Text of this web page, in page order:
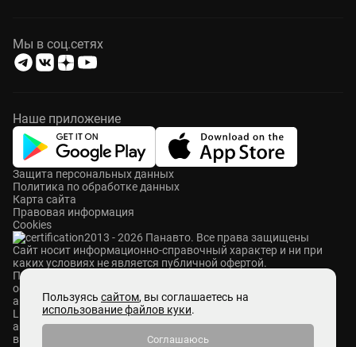
Мы в соц.сетях
Наше приложение
2013 - 2026 Панавто. Все права защищены
Cайт носит информационно-справочный характер и ни при
каких условиях не является публичной офертой.
Защита персональных данных
Политика по обработке данных
Карта сайта
Правовая информация
Cookies
ПАНАВТО — сеть премиальных автосалонов в Москве. Мы
осуществляем продажу и сервисное обслуживание
автомобилей Mercedes-Benz, Voyah, Aurus, Hongqi, Avatr,
Lixiang, M-Hero, ROX и Zeekr. Также у нас представлены
автомобили с пробегом абсолютно разных брендов. Мы
выкупаем автомобили любых марок, ставим на комиссию и
Пользуясь сайтом, вы соглашаетесь на
использование файлов куки.
Соглашаюсь